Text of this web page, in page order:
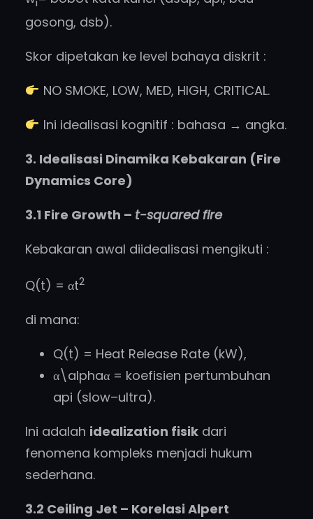
gosong, dsb).
Skor dipetakan ke level bahaya diskrit :
NO SMOKE, LOW, MED, HIGH, CRITICAL.
Ini idealisasi kognitif : bahasa → angka.
3. Idealisasi Dinamika Kebakaran (Fire
Dynamics Core)
3.1 Fire Growth – t-squared fire
Kebakaran awal diidealisasi mengikuti :
Q(t) = αt2
di mana:
Q(t) = Heat Release Rate (kW),
α\alphaα = koefisien pertumbuhan
api (slow–ultra).
Ini adalah idealization fisik dari
fenomena kompleks menjadi hukum
sederhana.
3.2 Ceiling Jet – Korelasi Alpert